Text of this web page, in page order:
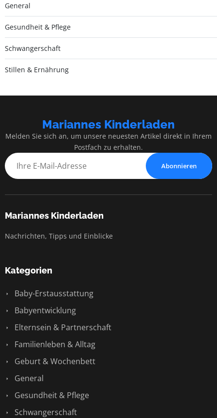
General
Gesundheit & Pflege
Schwangerschaft
Stillen & Ernährung
Mariannes Kinderladen
Melden Sie sich an, um unsere neuesten Artikel direkt in Ihrem
Postfach zu erhalten.
Abonnieren
Mariannes Kinderladen
Nachrichten, Tipps und Einblicke
Kategorien
Baby-Erstausstattung
Babyentwicklung
Elternsein & Partnerschaft
Familienleben & Alltag
Geburt & Wochenbett
General
Gesundheit & Pflege
Schwangerschaft